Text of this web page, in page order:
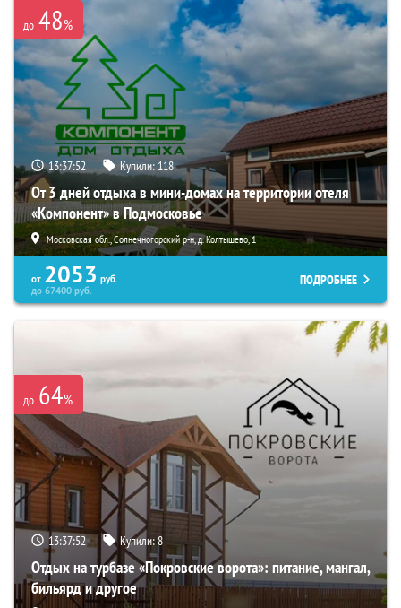
до 48%
13:37:51 Купили: 118
От 3 дней отдыха в мини-домах на территории отеля
«Компонент» в Подмосковье
Московская обл., Солнечногорский р-н, д. Колтышево, 1
от 2053 руб.
до67400руб.
ПОДРОБНЕЕ
до 64%
13:37:51 Купили:8
Отдых на турбазе «Покровские ворота»: питание, мангал,
бильярд и другое